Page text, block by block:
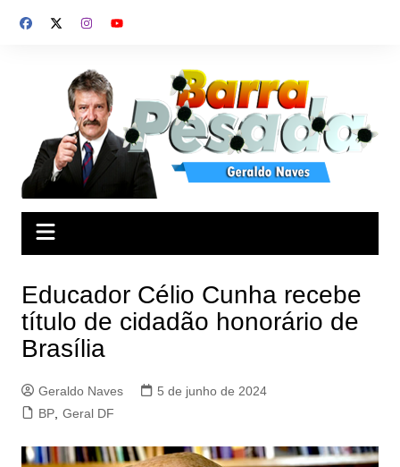
para
Educador Célio Cunha recebe
título de cidadão honorário de
Brasília
Geraldo Naves
5 de junho de 2024
BP, Geral DF